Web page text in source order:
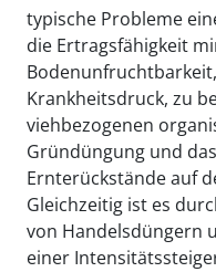
typische Probleme
die Ertragsfähigkeit
Krankheitsdruck, zu
viehbezogenen
Gründüngung und
Ernterückstände auf
Gleichzeitig ist es
von Handelsdüngern
einer